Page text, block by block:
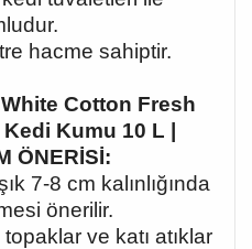
hacme sahiptir.
Cotton Fresh
Kumu 10 L |
ÖNERİSİ:
7-8 cm kalınlığında
önerilir.
ve katı atıklar